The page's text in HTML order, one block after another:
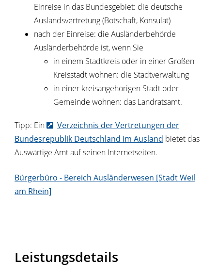
Einreise in das Bundesgebiet: die deutsche
Auslandsvertretung (Botschaft, Konsulat)
nach der Einreise: die Ausländerbehörde
Ausländerbehörde ist, wenn Sie
in einem Stadtkreis oder in einer Großen
Kreisstadt wohnen: die Stadtverwaltung
in einer kreisangehörigen Stadt oder
Gemeinde wohnen: das Landratsamt.
Tipp: Ein
Verzeichnis der Vertretungen der
Bundesrepublik Deutschland im Ausland bietet das
Auswärtige Amt auf seinen Internetseiten.
Bürgerbüro - Bereich Ausländerwesen [Stadt Weil
am Rhein]
Leistungsdetails